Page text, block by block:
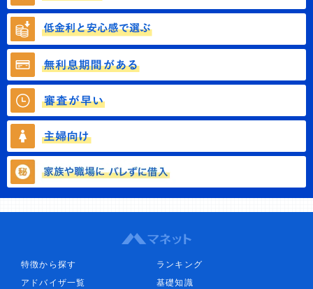
特徴から探す
ランキング
アドバイザ一覧
基礎知識